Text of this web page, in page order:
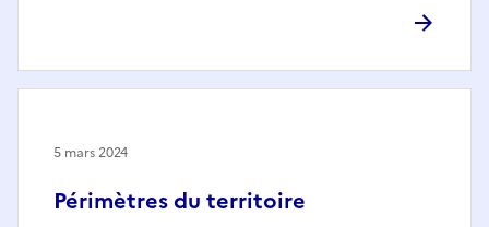
Périmètres du territoire
5 mars 2024